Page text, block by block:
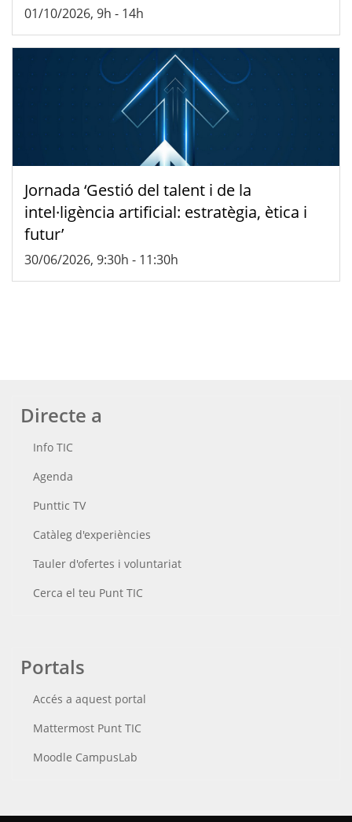
01/10/2026, 9h - 14h
Jornada ‘Gestió del talent i de la
intel·ligència artificial: estratègia, ètica i
futur’
30/06/2026, 9:30h - 11:30h
Directe a
Info TIC
Agenda
Punttic TV
Catàleg d'experiències
Tauler d'ofertes i voluntariat
Cerca el teu Punt TIC
Portals
Accés a aquest portal
Mattermost Punt TIC
Moodle CampusLab